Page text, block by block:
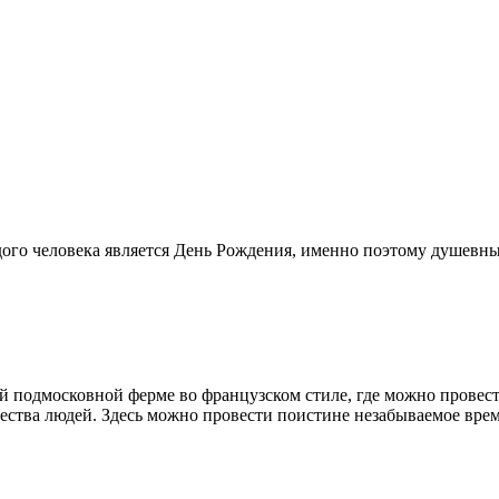
человека является День Рождения, именно поэтому
подмосковной ферме во французском стиле, где можно
людей. Здесь можно провести поистине незабываемое